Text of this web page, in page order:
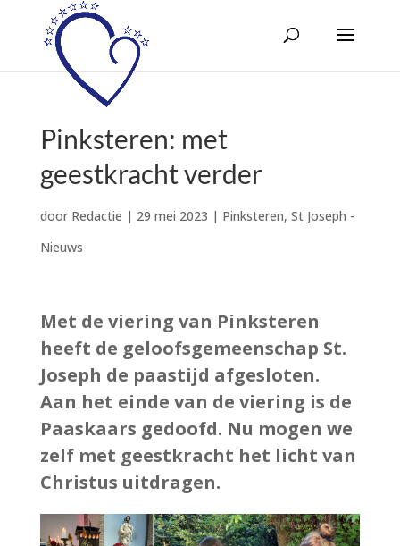
Pinksteren: met
geestkracht verder
door Redactie | 29 mei 2023 | Pinksteren, St Joseph -
Nieuws
Met de viering van Pinksteren
heeft de geloofsgemeenschap St.
Joseph de paastijd afgesloten.
Aan het einde van de viering is de
Paaskaars gedoofd. Nu mogen we
zelf met geestkracht het licht van
Christus uitdragen.